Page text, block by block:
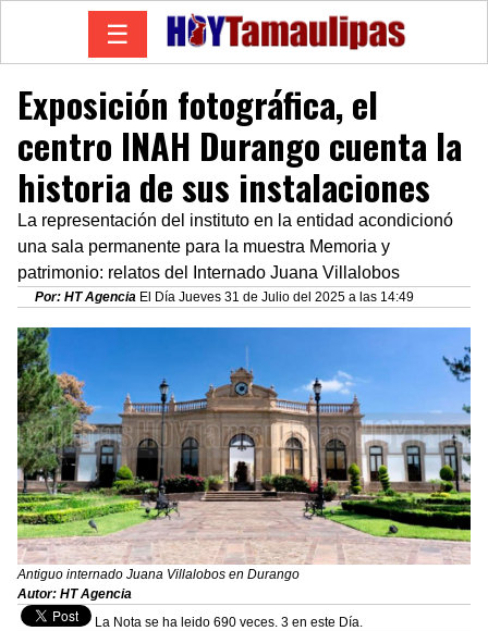
☰
Exposición fotográfica, el
centro INAH Durango cuenta la
historia de sus instalaciones
La representación del instituto en la entidad acondicionó
una sala permanente para la muestra Memoria y
patrimonio: relatos del Internado Juana Villalobos
Por: HT Agencia El Día Jueves 31 de Julio del 2025 a las 14:49
Antiguo internado Juana Villalobos en Durango
Autor: HT Agencia
La Nota se ha leido 690 veces. 3 en este Día.